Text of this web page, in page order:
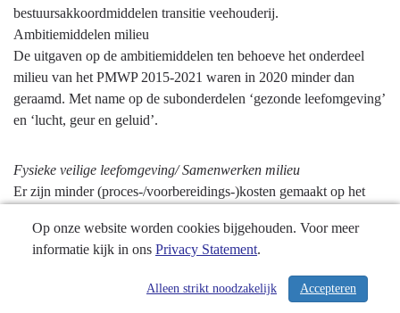
bestuursakkoordmiddelen transitie veehouderij.
Ambitiemiddelen milieu
De uitgaven op de ambitiemiddelen ten behoeve het onderdeel
milieu van het PMWP 2015-2021 waren in 2020 minder dan
geraamd. Met name op de subonderdelen ‘gezonde leefomgeving’
en ‘lucht, geur en geluid’.
Fysieke veilige leefomgeving/ Samenwerken milieu
Er zijn minder (proces-/voorbereidings-)kosten gemaakt op het
opruimingssubsidies drugsdumpingen aangevraagd dan voorzien.
Diverse kleinere afwijkingen, zoals/op gebied van;
/ 304
Op onze website worden cookies bijgehouden. Voor meer
informatie kijk in ons Privacy Statement.
Accepteren
Alleen strikt noodzakelijk